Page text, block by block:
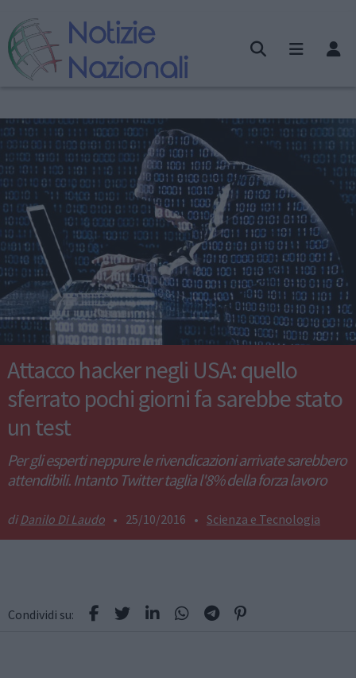
Attacco hacker negli USA: quello
sferrato pochi giorni fa sarebbe stato
un test
Per gli esperti neppure le rivendicazioni arrivate sarebbero
attendibili. Intanto Twitter taglia l'8% della forza lavoro
Danilo Di Laudo • 25/10/2016 • Scienza e Tecnologia
Condividi su: